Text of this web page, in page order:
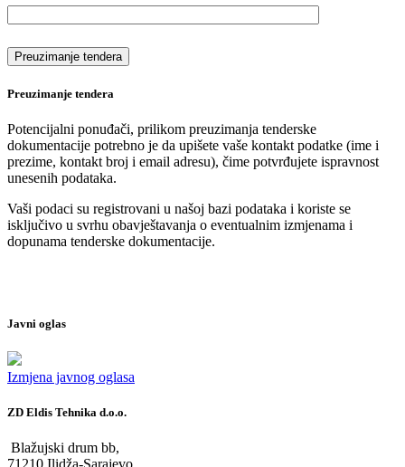
Preuzimanje tendera
Potencijalni ponuđači, prilikom preuzimanja tenderske
dokumentacije potrebno je da upišete vaše kontakt podatke (ime i
prezime, kontakt broj i email adresu), čime potvrđujete ispravnost
unesenih podataka.
Vaši podaci su registrovani u našoj bazi podataka i koriste se
isključivo u svrhu obavještavanja o eventualnim izmjenama i
dopunama tenderske dokumentacije.
Javni oglas
Izmjena javnog oglasa
ZD Eldis Tehnika d.o.o.
Blažujski drum bb,